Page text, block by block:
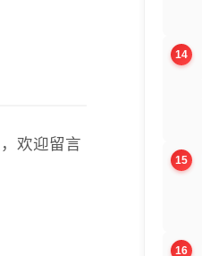
，欢迎留言
14
15
16